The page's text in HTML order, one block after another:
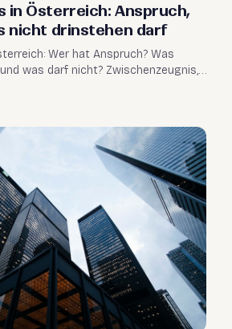
in Österreich: Anspruch,
nicht drinstehen darf
Wer hat Anspruch? Was
was darf nicht? Zwischenzeugnis,
Überblick vom Profi.